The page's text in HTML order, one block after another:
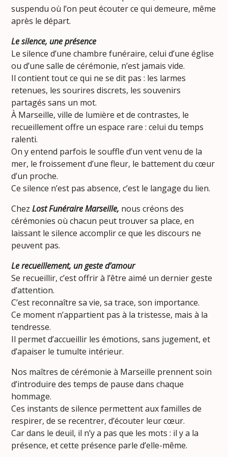
suspendu où l’on peut écouter ce qui demeure, même
après le départ.
Le silence, une présence
Le silence d’une chambre funéraire, celui d’une église
ou d’une salle de cérémonie, n’est jamais vide.
Il contient tout ce qui ne se dit pas : les larmes
retenues, les sourires discrets, les souvenirs
partagés sans un mot.
À Marseille, ville de lumière et de contrastes, le
recueillement offre un espace rare : celui du temps
ralenti.
On y entend parfois le souffle d’un vent venu de la
mer, le froissement d’une fleur, le battement du cœur
d’un proche.
Ce silence n’est pas absence, c’est le langage du lien.
ChezLost Funéraire Marseille, nous créons des
cérémonies où chacun peut trouver sa place, en
laissant le silence accomplir ce que les discours ne
peuvent pas.
Le recueillement, un geste d’amour
Se recueillir, c’est offrir à l’être aimé un dernier geste
d’attention.
C’est reconnaître sa vie, sa trace, son importance.
Ce moment n’appartient pas à la tristesse, mais à la
tendresse.
Il permet d’accueillir les émotions, sans jugement, et
d’apaiser le tumulte intérieur.
Nos maîtres de cérémonie à Marseille prennent soin
d’introduire des temps de pause dans chaque
hommage.
Ces instants de silence permettent aux familles de
respirer, de se recentrer, d’écouter leur cœur.
Car dans le deuil, il n’y a pas que les mots : il y a la
présence, et cette présence parle d’elle-même.